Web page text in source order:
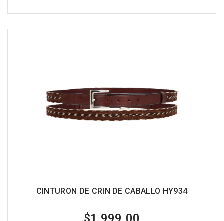
CINTURON DE CRIN DE CABALLO HY934